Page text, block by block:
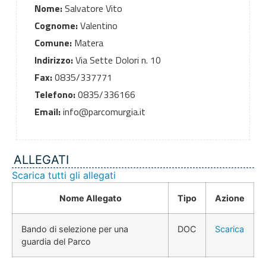
Nome:Salvatore Vito
Cognome:Valentino
Comune:Matera
Indirizzo:Via Sette Dolori n. 10
Fax:0835/337771
Telefono:0835/336166
Email:info@parcomurgia.it
ALLEGATI
Scarica tutti gli allegati
Nome Allegato Tipo Azione
Bando di selezione per una
guardia del Parco
DOC Scarica